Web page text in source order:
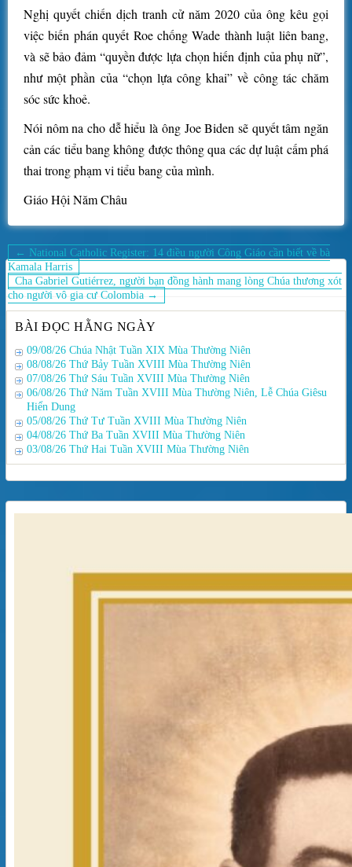
Nghị quyết chiến dịch tranh cử năm 2020 của ông kêu gọi
việc biến phán quyết Roe chống Wade thành luật liên bang,
và sẽ bảo đảm “quyền được lựa chọn hiến định của phụ nữ”,
như một phần của “chọn lựa công khai” về công tác chăm
sóc sức khoẻ.
Nói nôm na cho dễ hiểu là ông Joe Biden sẽ quyết tâm ngăn
cản các tiểu bang không được thông qua các dự luật cấm phá
thai trong phạm vi tiểu bang của mình.
Giáo Hội Năm Châu
Điều
hướng
bài
viết
← National Catholic Register: 14 điều người Công Giáo cần biết về bà
Kamala Harris
Cha Gabriel Gutiérrez, người bạn đồng hành mang lòng Chúa thương xót
cho người vô gia cư Colombia →
BÀI ĐỌC HẰNG NGÀY
09/08/26 Chúa Nhật Tuần XIX Mùa Thường Niên
08/08/26 Thứ Bảy Tuần XVIII Mùa Thường Niên
07/08/26 Thứ Sáu Tuần XVIII Mùa Thường Niên
06/08/26 Thứ Năm Tuần XVIII Mùa Thường Niên, Lễ Chúa Giêsu
Hiển Dung
05/08/26 Thứ Tư Tuần XVIII Mùa Thường Niên
04/08/26 Thứ Ba Tuần XVIII Mùa Thường Niên
03/08/26 Thứ Hai Tuần XVIII Mùa Thường Niên